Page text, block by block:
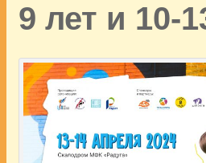
9 лет и 10-